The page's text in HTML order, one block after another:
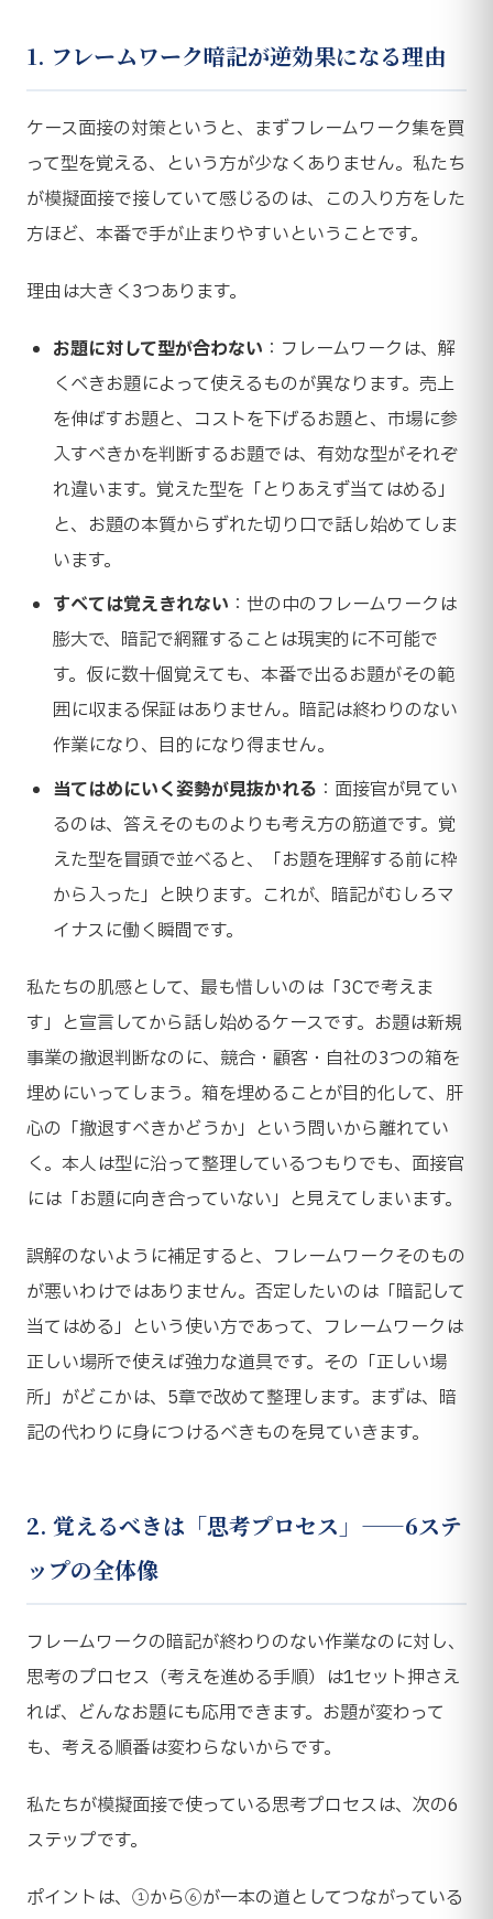
1. フレームワーク暗記が逆効果になる理由
ケース面接の対策というと、まずフレームワーク集を買
って型を覚える、という方が少なくありません。私たち
が模擬面接で接していて感じるのは、この入り方をした
方ほど、本番で手が止まりやすいということです。
理由は大きく3つあります。
お題に対して型が合わない ：フレームワークは、解
くべきお題によって使えるものが異なります。売上
を伸ばすお題と、コストを下げるお題と、市場に参
入すべきかを判断するお題では、有効な型がそれぞ
れ違います。覚えた型を「とりあえず当てはめる」
と、お題の本質からずれた切り口で話し始めてしま
います。
すべては覚えきれない ：世の中のフレームワークは
膨大で、暗記で網羅することは現実的に不可能で
す。仮に数十個覚えても、本番で出るお題がその範
囲に収まる保証はありません。暗記は終わりのない
作業になり、目的になり得ません。
当てはめにいく姿勢が見抜かれる ：面接官が見てい
るのは、答えそのものよりも考え方の筋道です。覚
えた型を冒頭で並べると、「お題を理解する前に枠
から入った」と映ります。これが、暗記がむしろマ
イナスに働く瞬間です。
私たちの肌感として、最も惜しいのは「3Cで考えま
す」と宣言してから話し始めるケースです。お題は新規
事業の撤退判断なのに、競合・顧客・自社の3つの箱を
埋めにいってしまう。箱を埋めることが目的化して、肝
心の「撤退すべきかどうか」という問いから離れてい
く。本人は型に沿って整理しているつもりでも、面接官
には「お題に向き合っていない」と見えてしまいます。
誤解のないように補足すると、フレームワークそのもの
が悪いわけではありません。否定したいのは「暗記して
当てはめる」という使い方であって、フレームワークは
正しい場所で使えば強力な道具です。その「正しい場
所」がどこかは、5章で改めて整理します。まずは、暗
記の代わりに身につけるべきものを見ていきます。
2. 覚えるべきは「思考プロセス」——6ステ
ップの全体像
フレームワークの暗記が終わりのない作業なのに対し、
思考のプロセス（考えを進める手順）は1セット押さえ
れば、どんなお題にも応用できます。お題が変わって
も、考える順番は変わらないからです。
私たちが模擬面接で使っている思考プロセスは、次の6
ステップです。
ポイントは、①から⑥が一本の道としてつながっている